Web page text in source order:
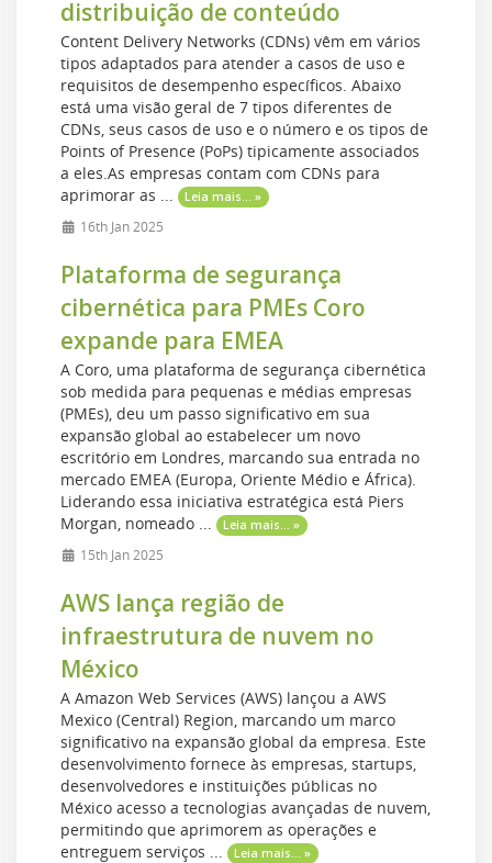
distribuição de conteúdo
Content Delivery Networks (CDNs) vêm em vários
tipos adaptados para atender a casos de uso e
requisitos de desempenho específicos. Abaixo
está uma visão geral de 7 tipos diferentes de
CDNs, seus casos de uso e o número e os tipos de
Points of Presence (PoPs) tipicamente associados
a eles.As empresas contam com CDNs para
aprimorar as ...
Leia mais... »
16th Jan 2025
Plataforma de segurança
cibernética para PMEs Coro
expande para EMEA
A Coro, uma plataforma de segurança cibernética
sob medida para pequenas e médias empresas
(PMEs), deu um passo significativo em sua
expansão global ao estabelecer um novo
escritório em Londres, marcando sua entrada no
mercado EMEA (Europa, Oriente Médio e África).
Liderando essa iniciativa estratégica está Piers
Morgan, nomeado ...
Leia mais... »
15th Jan 2025
AWS lança região de
infraestrutura de nuvem no
México
A Amazon Web Services (AWS) lançou a AWS
Mexico (Central) Region, marcando um marco
significativo na expansão global da empresa. Este
desenvolvimento fornece às empresas, startups,
desenvolvedores e instituições públicas no
México acesso a tecnologias avançadas de nuvem,
permitindo que aprimorem as operações e
entreguem serviços ...
Leia mais... »